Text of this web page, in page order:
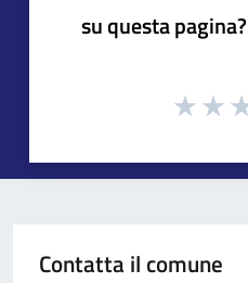
su questa pagina?
Contatta il comune